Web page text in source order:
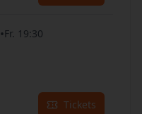
•Fr. 19:30
Tickets